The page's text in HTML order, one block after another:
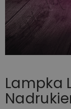
Lampka